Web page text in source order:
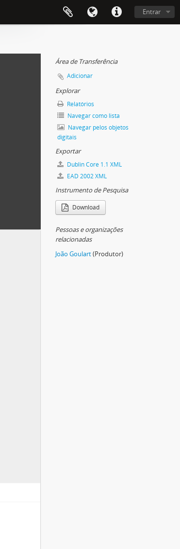
Entrar
Área de Transferência
Adicionar
Explorar
Relatórios
Navegar como lista
Navegar pelos objetos
digitais
Exportar
Dublin Core 1.1 XML
EAD 2002 XML
Instrumento de Pesquisa
Download
Pessoas e organizações
relacionadas
João Goulart(Produtor)